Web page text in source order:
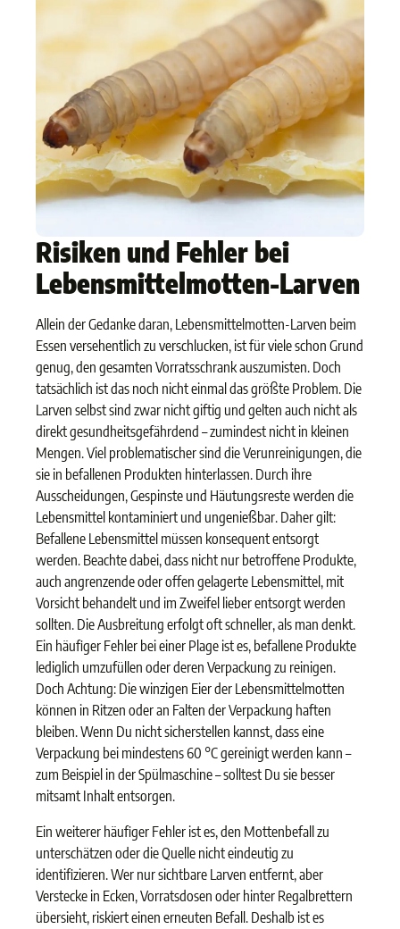
Risiken und Fehler bei
Lebensmittelmotten-Larven
Allein der Gedanke daran, Lebensmittelmotten-Larven beim
Essen versehentlich zu verschlucken, ist für viele schon Grund
genug, den gesamten Vorratsschrank auszumisten. Doch
tatsächlich ist das noch nicht einmal das größte Problem. Die
Larven selbst sind zwar nicht giftig und gelten auch nicht als
direkt gesundheitsgefährdend – zumindest nicht in kleinen
Mengen. Viel problematischer sind die Verunreinigungen, die
sie in befallenen Produkten hinterlassen. Durch ihre
Ausscheidungen, Gespinste und Häutungsreste werden die
Lebensmittel kontaminiert und ungenießbar. Daher gilt:
Befallene Lebensmittel müssen konsequent entsorgt
werden. Beachte dabei, dass nicht nur betroffene Produkte,
auch angrenzende oder offen gelagerte Lebensmittel, mit
Vorsicht behandelt und im Zweifel lieber entsorgt werden
sollten. Die Ausbreitung erfolgt oft schneller, als man denkt.
Ein häufiger Fehler bei einer Plage ist es, befallene Produkte
lediglich umzufüllen oder deren Verpackung zu reinigen.
Doch Achtung: Die winzigen Eier der Lebensmittelmotten
können in Ritzen oder an Falten der Verpackung haften
bleiben. Wenn Du nicht sicherstellen kannst, dass eine
Verpackung bei mindestens 60 °C gereinigt werden kann –
zum Beispiel in der Spülmaschine – solltest Du sie besser
mitsamt Inhalt entsorgen.
Ein weiterer häufiger Fehler ist es, den Mottenbefall zu
unterschätzen oder die Quelle nicht eindeutig zu
identifizieren. Wer nur sichtbare Larven entfernt, aber
Verstecke in Ecken, Vorratsdosen oder hinter Regalbrettern
übersieht, riskiert einen erneuten Befall. Deshalb ist es